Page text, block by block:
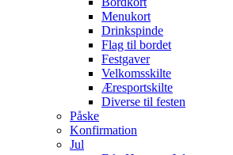
Menukort
Drinkspinde
Flag til bordet
Festgaver
Velkomsskilte
Æresportskilte
Diverse til festen
Påske
Konfirmation
Jul